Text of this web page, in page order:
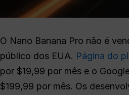
O Nano Banana Pro não é
público dos EUA. Página do
por $19,99 por mês e o
$199,99 por mês. Os